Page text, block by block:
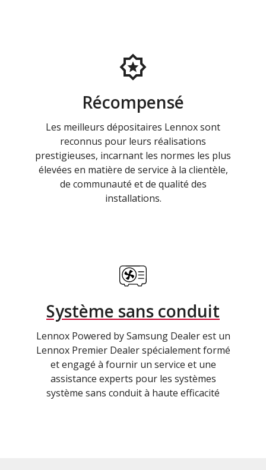
Récompensé
Les meilleurs dépositaires Lennox sont
reconnus pour leurs réalisations
prestigieuses, incarnant les normes les plus
élevées en matière de service à la clientèle,
de communauté et de qualité des
installations.
Système sans conduit
Lennox Powered by Samsung Dealer est un
Lennox Premier Dealer spécialement formé
et engagé à fournir un service et une
assistance experts pour les systèmes
système sans conduit à haute efficacité